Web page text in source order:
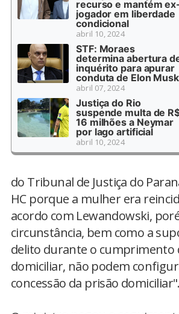
recurso e mantém
jogador em liberdade
condicional
abril 10, 2024
STF: Moraes
determina abertura
inquérito para apurar
conduta de Elon Musk
abril 07, 2024
Justiça do Rio
suspende multa de
16 milhões a Neymar
por lago artificial
abril 10, 2024
do Tribunal de Justiça do
HC porque a mulher era
acordo com Lewandowski,
circunstância, bem como a
delito durante o cumprimento
domiciliar, não podem
concessão da prisão domiciliar".